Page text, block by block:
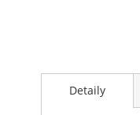
galérie
obrázkovDetaily